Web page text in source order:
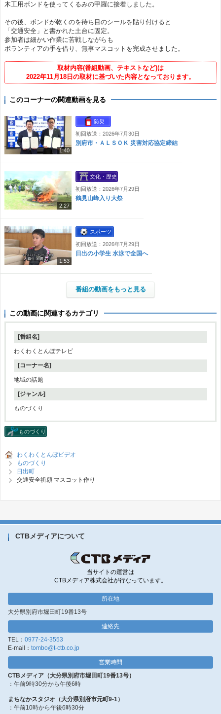
木工用ボンドを使ってくるみの甲羅に接着しました。
その後、ボンドが乾くのを待ち目のシールを貼り付けると
「交通安全」と書かれた土台に固定。
参加者は細かい作業に苦戦しながらも
ボランティアの手を借り、無事マスコットを完成させました。
取材内容(番組動画、テキストなど)は
2022年11月18日の取材に基づいた内容となっております。
このコーナーの関連動画を見る
1:40
防災
初回放送：2026年7月30日
別府市・ＡＬＳＯＫ 災害対応協定締結
2:27
文化・歴史
初回放送：2026年7月29日
鶴見山峰入り大祭
1:53
スポーツ
初回放送：2026年7月29日
日出の小学生 水泳で全国へ
番組の動画をもっと見る
この動画に関連するカテゴリ
[番組名]
わくわくとんぼテレビ
[コーナー名]
地域の話題
[ジャンル]
ものづくり
ものづくり
わくわくとんぼビデオ
ものづくり
日出町
交通安全祈願 マスコット作り
CTBメディアについて
当サイトの運営は
CTBメディア株式会社が行なっています。
所在地
大分県別府市堀田町19番13号
連絡先
TEL： 0977-24-3553
E-mail： tombo@t-ctb.co.jp
営業時間
CTBメディア（大分県別府市堀田町19番13号）
：午前9時30分から午後6時
まちなかスタジオ（大分県別府市元町9-1）
：午前10時から午後6時30分